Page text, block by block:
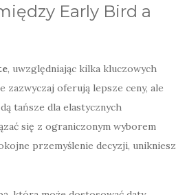
Early Bird a
, uwzględniając kilka kluczowych
zazwyczaj oferują lepsze ceny, ale
tańsze dla elastycznych
się z ograniczonym wyborem
przemyślenie decyzji, unikniesz